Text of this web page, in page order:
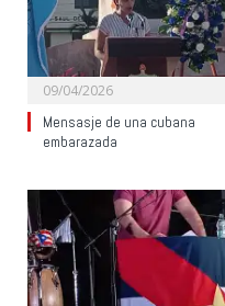
09/04/2026
Mensasje de una cubana
embarazada